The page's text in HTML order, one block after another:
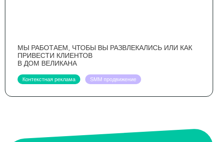
МЫ РАБОТАЕМ, ЧТОБЫ ВЫ РАЗВЛЕКАЛИСЬ ИЛИ КАК
ПРИВЕСТИ КЛИЕНТОВ
В ДОМ ВЕЛИКАНА
Контекстная реклама SMM продвижение